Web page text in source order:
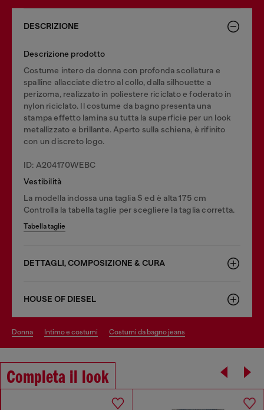
DESCRIZIONE
Descrizione prodotto
Costume intero da donna con profonda scollatura e
spalline allacciate dietro al collo, dalla silhouette a
perizoma, realizzato in poliestere riciclato e foderato in
nylon riciclato. Il costume da bagno presenta una
stampa effetto lamina su tutta la superficie per un look
metallizzato e brillante. Aperto sulla schiena, è rifinito
con un discreto logo.
ID: A204170WEBC
Vestibilità
La modella indossa una taglia S ed è alta 175 cm
Controlla la tabella taglie per scegliere la taglia corretta.
Tabella taglie
DETTAGLI, COMPOSIZIONE & CURA
HOUSE OF DIESEL
donna intimo e costumi costumi da bagno jeans
Completa il look